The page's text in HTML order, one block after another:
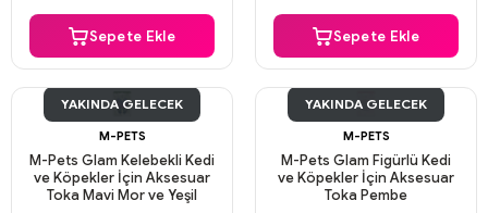
Sepete Ekle Sepete Ekle
YAKINDA GELECEK
M-PETS
M-Pets Glam Kelebekli Kedi
ve Köpekler İçin Aksesuar
Toka Mavi Mor ve Yeşil
Aynı Gün Kargo
YAKINDA GELECEK
M-PETS
M-Pets Glam Figürlü Kedi
ve Köpekler İçin Aksesuar
Toka Pembe
Aynı Gün Kargo